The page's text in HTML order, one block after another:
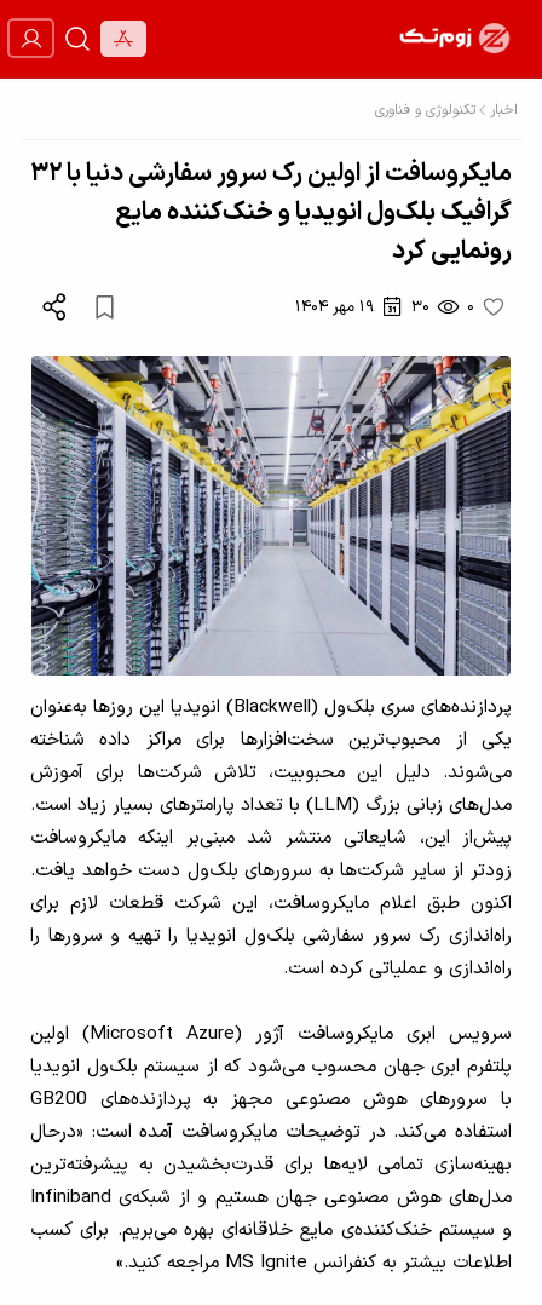
تکنولوژی و فناوری اخبار
مایکروسافت از اولین رک سرور سفارشی دنیا با ۳۲
گرافیک بلک‌ول انویدیا و خنک‌کننده مایع
رونمایی کرد
0
30 19 مهر 1404
پردازنده‌های سری بلک‌ول (Blackwell) انویدیا این روزها به‌عنوان
یکی از محبوب‌ترین سخت‌افزارها برای مراکز داده شناخته
می‌شوند. دلیل این محبوبیت، تلاش شرکت‌ها برای آموزش
مدل‌های زبانی بزرگ (LLM) با تعداد پارامترهای بسیار زیاد است.
پیش‌از این، شایعاتی منتشر شد مبنی‌بر اینکه مایکروسافت
زودتر از سایر شرکت‌ها به سرورهای بلک‌ول دست خواهد یافت.
اکنون طبق اعلام مایکروسافت، این شرکت قطعات لازم برای
راه‌اندازی رک سرور سفارشی بلک‌ول انویدیا را تهیه و سرورها را
راه‌اندازی و عملیاتی کرده است.
سرویس ابری مایکروسافت آژور (Microsoft Azure) اولین
پلتفرم ابری جهان محسوب می‌شود که از سیستم بلک‌ول انویدیا
با سرورهای هوش مصنوعی مجهز به پردازنده‌های GB200
استفاده می‌کند. در توضیحات مایکروسافت آمده است: «درحال
بهینه‌سازی تمامی لایه‌ها برای قدرت‌بخشیدن به پیشرفته‌ترین
مدل‌های هوش مصنوعی جهان هستیم و از شبکه‌ی Infiniband
و سیستم خنک‌کننده‌ی مایع خلاقانه‌ای بهره می‌بریم. برای کسب
اطلاعات بیشتر به کنفرانس MS Ignite مراجعه کنید.»